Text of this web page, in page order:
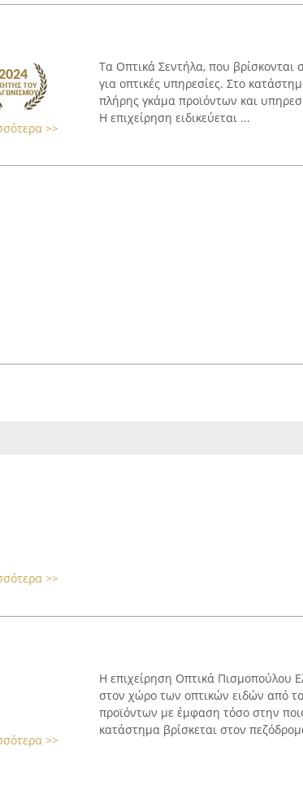
>>
Τα Οπτικά Σεντήλα, που βρίσκονται
για οπτικές υπηρεσίες. Στο
πλήρης γκάμα προϊόντων και
Η επιχείρηση ειδικεύεται ...
>>
>>
Η επιχείρηση Οπτικά Πισμοπούλου
στον χώρο των οπτικών ειδών από
προϊόντων με έμφαση τόσο στην
κατάστημα βρίσκεται στον